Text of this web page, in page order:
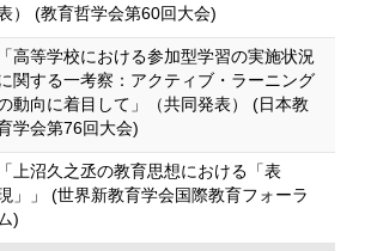
） (教育哲学会第60回大会)
「高等学校における参加型学習の実施状況
関する一考察：アクティブ・ラーニング
動向に着目して」（共同発表） (日本教
学会第76回大会)
「上沼久之丞の教育思想における「表
」」 (世界新教育学会国際教育フォーラ
ム)